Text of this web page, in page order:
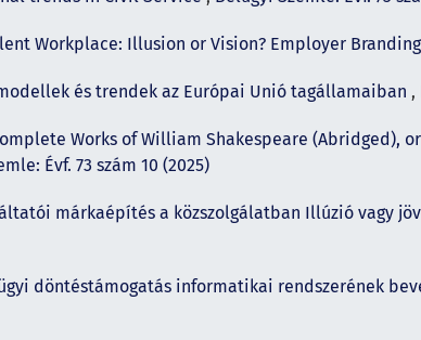
Workplace: Illusion or Vision? Employer
és trendek az Európai Unió tagállamaiban ,
Works of William Shakespeare (Abridged),
Évf. 73 szám 10 (2025)
márkaépítés a közszolgálatban Illúzió vagy
döntéstámogatás informatikai rendszerének